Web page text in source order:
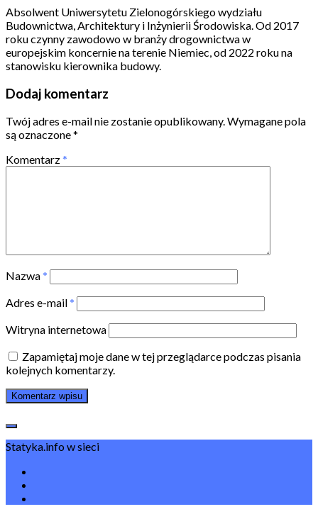
Absolwent Uniwersytetu Zielonogórskiego wydziału
Budownictwa, Architektury i Inżynierii Środowiska. Od 2017
roku czynny zawodowo w branży drogownictwa w
europejskim koncernie na terenie Niemiec, od 2022 roku na
stanowisku kierownika budowy.
Dodaj komentarz
Twój adres e-mail nie zostanie opublikowany.Wymagane pola
są oznaczone*
Komentarz*
Nazwa*
Adres e-mail*
Witryna internetowa
Zapamiętaj moje dane w tej przeglądarce podczas pisania
kolejnych komentarzy.
Statyka.info w sieci